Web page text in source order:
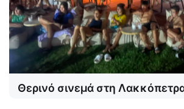
Θερινό σινεμά στη